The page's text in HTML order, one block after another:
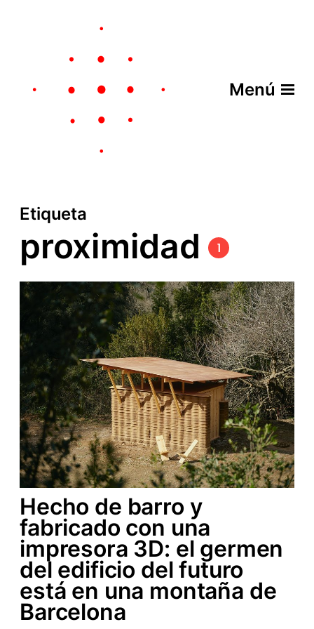
Menú
Etiqueta
proximidad 1
Hecho de barro y
fabricado con una
impresora 3D: el germen
del edificio del futuro
está en una montaña de
Barcelona